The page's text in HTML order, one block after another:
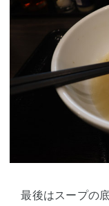
最後はスープの